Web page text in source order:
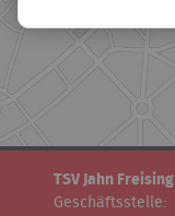
TSV Jahn Freising
Geschäftsstelle: